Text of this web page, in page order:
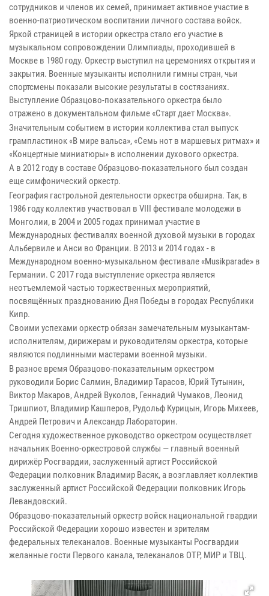
сотрудников и членов их семей, принимает активное участие в
военно-патриотическом воспитании личного состава войск.
Яркой страницей в истории оркестра стало его участие в
музыкальном сопровождении Олимпиады, проходившей в
Москве в 1980 году. Оркестр выступил на церемониях открытия и
закрытия. Военные музыканты исполнили гимны стран, чьи
спортсмены показали высокие результаты в состязаниях.
Выступление Образцово-показательного оркестра было
отражено в документальном фильме «Старт дает Москва».
Значительным событием в истории коллектива стал выпуск
грампластинок «В мире вальса», «Семь нот в маршевых ритмах» и
«Концертные миниатюры» в исполнении духового оркестра.
А в 2012 году в составе Образцово-показательного был создан
еще симфонический оркестр.
География гастрольной деятельности оркестра обширна. Так, в
1986 году коллектив участвовал в VIII фестивале молодежи в
Монголии, в 2004 и 2005 годах принимал участие в
Международных фестивалях военной духовой музыки в городах
Альбервиле и Анси во Франции. В 2013 и 2014 годах - в
Международном военно-музыкальном фестивале «Musikparade» в
Германии. С 2017 года выступление оркестра является
неотъемлемой частью торжественных мероприятий,
посвящённых празднованию Дня Победы в городах Республики
Кипр.
Своими успехами оркестр обязан замечательным музыкантам-
исполнителям, дирижерам и руководителям оркестра, которые
являются подлинными мастерами военной музыки.
В разное время Образцово-показательным оркестром
руководили Борис Салмин, Владимир Тарасов, Юрий Тутынин,
Виктор Макаров, Андрей Вуколов, Геннадий Чумаков, Леонид
Тришпиот, Владимир Кашперов, Рудольф Курицын, Игорь Михеев,
Андрей Петрович и Александр Лабораторин.
Сегодня художественное руководство оркестром осуществляет
начальник Военно-оркестровой службы — главный военный
дирижёр Росгвардии, заслуженный артист Российской
Федерации полковник Владимир Васяк, а возглавляет коллектив
заслуженный артист Российской Федерации полковник Игорь
Левандовский.
Образцово-показательный оркестр войск национальной гвардии
Российской Федерации хорошо известен и зрителям
федеральных телеканалов. Военные музыканты Росгвардии
желанные гости Первого канала, телеканалов ОТР, МИР и ТВЦ.